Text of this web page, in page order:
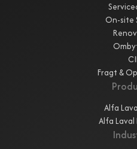
On-site
Fragt &
Alfa
Alfa Laval